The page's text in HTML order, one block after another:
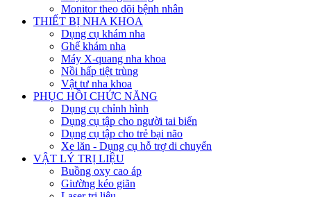
Monitor theo dõi bệnh nhân
THIẾT BỊ NHA KHOA
Dụng cụ khám nha
Ghế khám nha
Máy X-quang nha khoa
Nồi hấp tiệt trùng
Vật tư nha khoa
PHỤC HỒI CHỨC NĂNG
Dụng cụ chỉnh hình
Dụng cụ tập cho người tai biến
Dụng cụ tập cho trẻ bại não
Xe lăn - Dụng cụ hỗ trợ di chuyển
VẬT LÝ TRỊ LIỆU
Buồng oxy cao áp
Giường kéo giãn